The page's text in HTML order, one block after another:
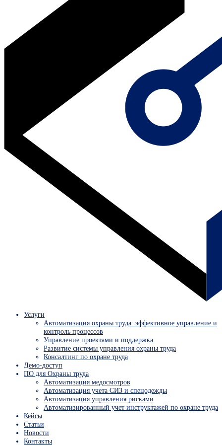
Услуги
Автоматизация охраны труда: эффективное управление и
контроль процессов
Управление проектами и поддержка
Развитие системы управления охраны труда
Консалтинг по охране труда
Демо-доступ
ПО для Охраны труда
Автоматизация медосмотров
Автоматизация учета СИЗ и спецодежды
Автоматизация управления рисками
Автоматизированный учет инструктажей по охране труда
Кейсы
Статьи
Новости
Контакты